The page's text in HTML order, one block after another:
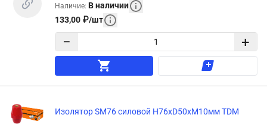
Наличие: В наличии
133,00 ₽/шт
− +
Изолятор SM76 силовой H76xD50xM10мм TDM